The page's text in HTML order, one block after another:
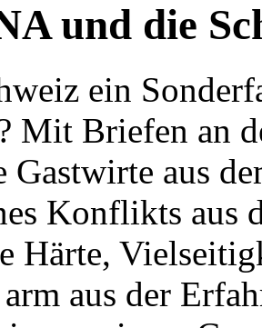
und die
ein
Mit Briefen an
Gastwirte aus
Konflikts aus
Härte,
aus der